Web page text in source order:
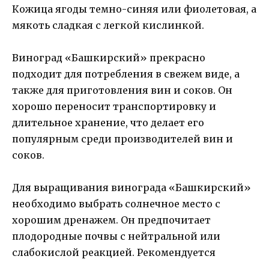
Кожица ягоды темно-синяя или фиолетовая, а
мякоть сладкая с легкой кислинкой.
Виноград «Башкирский» прекрасно
подходит для потребления в свежем виде, а
также для приготовления вин и соков. Он
хорошо переносит транспортировку и
длительное хранение, что делает его
популярным среди производителей вин и
соков.
Для выращивания винограда «Башкирский»
необходимо выбрать солнечное место с
хорошим дренажем. Он предпочитает
плодородные почвы с нейтральной или
слабокислой реакцией. Рекомендуется